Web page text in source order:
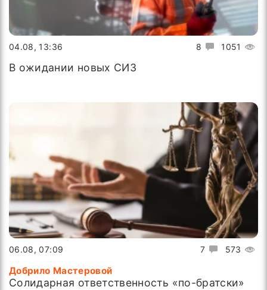
8 1051
04.08, 13:36
В ожидании новых СИЗ
7 573
06.08, 07:09
Добрило Мастеровой
Солидарная ответственность «по-братски»